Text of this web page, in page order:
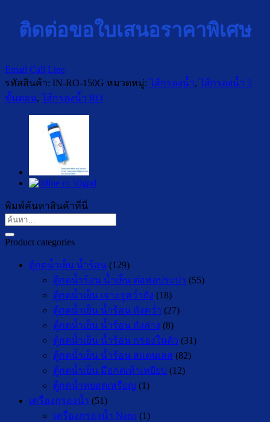
ติดต่อขอใบเสนอราคาพิเศษ
Email Call Line
รหัสสินค้า: IN-RO-150G หมวดหมู่:ไส้กรองน้ำ,ไส้กรองน้ำ 5
ขั้นตอน,ไส้กรองน้ำ RO
พิมพ์ค้นหาสินค้าที่นี่
ค้นหา:
Product categories
ตู้กดน้ำเย็น น้ำร้อน (129)
ตู้กดน้ำร้อน น้ำเย็น ต่อท่อประปา (55)
ตู้กดน้ำเย็น เจาะรูคว่ำถัง (18)
ตู้กดน้ำเย็น น้ำร้อน ถังคว่ำ (27)
ตู้กดน้ำเย็น น้ำร้อน ถังล่าง (8)
ตู้กดน้ำเย็น น้ำร้อน กรองในตัว (31)
ตู้กดน้ำเย็น น้ำร้อน สแตนเลส (82)
ตู้กดน้ำเย็น มือกดเท้าเหยียบ (12)
ตู้กดน้ำหยอดเหรียญ (1)
เครื่องกรองน้ำ (51)
เครื่องกรองน้ำ Nano (1)